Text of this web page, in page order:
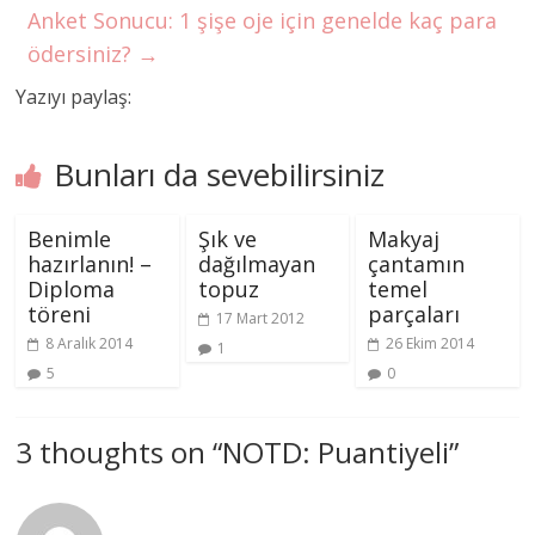
Anket Sonucu: 1 şişe oje için genelde kaç para
ödersiniz? →
Yazıyı paylaş:
Bunları da sevebilirsiniz
Benimle
hazırlanın! –
Diploma
töreni
8 Aralık 2014
5
Şık ve
dağılmayan
topuz
17 Mart 2012
1
Makyaj
çantamın
temel
parçaları
26 Ekim 2014
0
3 thoughts on “NOTD: Puantiyeli”